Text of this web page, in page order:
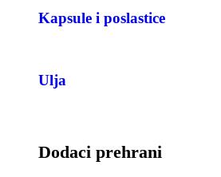
Kapsule i poslastice
Ulja
Dodaci prehrani